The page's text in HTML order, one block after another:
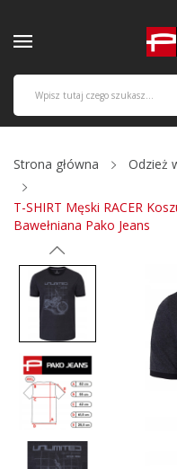
Strona główna Odzież
T-SHIRT Męski RACER
Bawełniana Pako Jeans